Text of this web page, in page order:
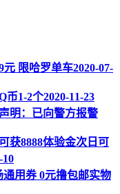
元 限哈罗单车2020-07-
币1-2个2020-11-23
明：已向警方报警
获8888体验金次日可
10
用券 0元撸包邮实物